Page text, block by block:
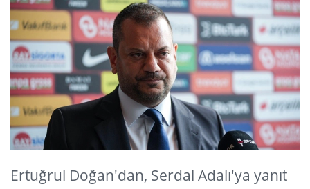
Ertuğrul Doğan'dan, Serdal Adalı'ya yanıt